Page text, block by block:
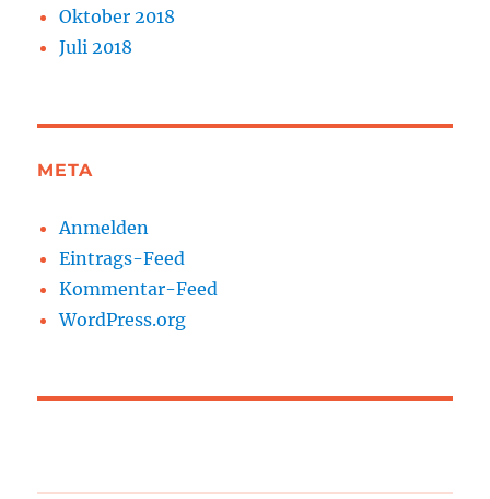
Oktober 2018
Juli 2018
META
Anmelden
Eintrags-Feed
Kommentar-Feed
WordPress.org